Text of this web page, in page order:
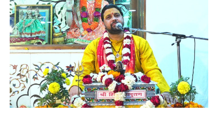
2
“वोकल फॉर लोकल” से “लोकल टू ग्लोबल” की ओर भारत
का बढ़ता कदम, 12 से 15 अगस्त तक भारत मंडपम में होगा
भव्य भारत व्यापार महोत्सव : हरीश गर्ग
City uday August 6, 2026
3
सोलर एनर्जी वेंडर्स एसोसिएशन (सेवा) ने पंजाब में सौर
परियोजनाओं की बाधाओं को दूर करने के लिए पीएसपीसीएल
और एमएनआरई के उच्च अधिकारियों से की मुलाकात
City uday August 6, 2026